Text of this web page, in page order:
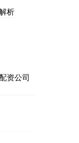
析
资公司